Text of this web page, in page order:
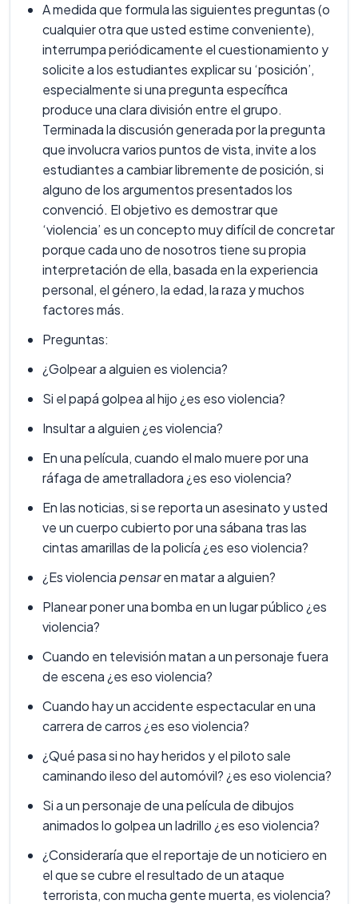
A medida que formula las siguientes preguntas (o
cualquier otra que usted estime conveniente),
interrumpa periódicamente el cuestionamiento y
solicite a los estudiantes explicar su ‘posición’,
especialmente si una pregunta específica
produce una clara división entre el grupo.
Terminada la discusión generada por la pregunta
que involucra varios puntos de vista, invite a los
estudiantes a cambiar libremente de posición, si
alguno de los argumentos presentados los
convenció. El objetivo es demostrar que
‘violencia’ es un concepto muy difícil de concretar
porque cada uno de nosotros tiene su propia
interpretación de ella, basada en la experiencia
personal, el género, la edad, la raza y muchos
factores más.
Preguntas:
¿Golpear a alguien es violencia?
Si el papá golpea al hijo ¿es eso violencia?
Insultar a alguien ¿es violencia?
En una película, cuando el malo muere por una
ráfaga de ametralladora ¿es eso violencia?
En las noticias, si se reporta un asesinato y usted
ve un cuerpo cubierto por una sábana tras las
cintas amarillas de la policía ¿es eso violencia?
¿Es violenciapensaren matar a alguien?
Planear poner una bomba en un lugar público ¿es
violencia?
Cuando en televisión matan a un personaje fuera
de escena ¿es eso violencia?
Cuando hay un accidente espectacular en una
carrera de carros ¿es eso violencia?
¿Qué pasa si no hay heridos y el piloto sale
caminando ileso del automóvil? ¿es eso violencia?
Si a un personaje de una película de dibujos
animados lo golpea un ladrillo ¿es eso violencia?
¿Consideraría que el reportaje de un noticiero en
el que se cubre el resultado de un ataque
terrorista, con mucha gente muerta, es violencia?